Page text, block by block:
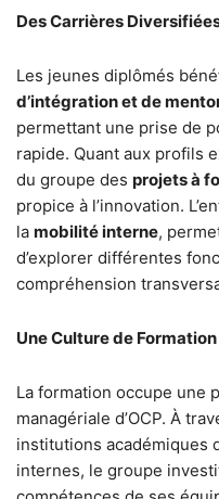
Des Carrières
Les jeunes diplômés
d’intégration et de
permettant une prise de
rapide. Quant aux profils
du groupe des projets à
propice à l’innovation.
la mobilité interne,
d’explorer différentes
compréhension
Une Culture de
La formation occupe une
managériale d’OCP. À
institutions académiques
internes, le groupe